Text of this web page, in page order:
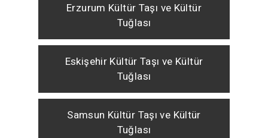
Erzurum Kültür Taşı ve Kültür
Tuğlası
Eskişehir Kültür Taşı ve Kültür
Tuğlası
Samsun Kültür Taşı ve Kültür
Tuğlası